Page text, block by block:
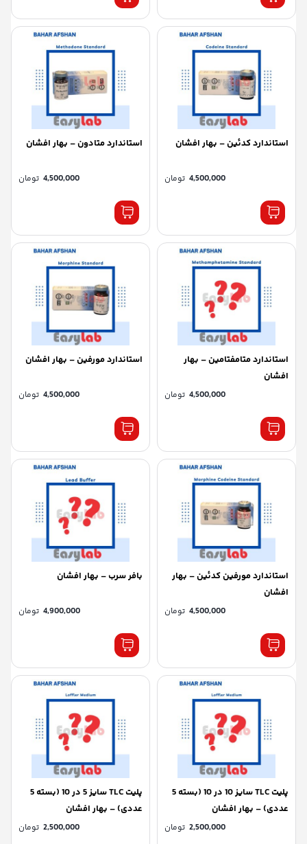
استاندارد کدئین – بهار افشان
4,500,000 تومان
استاندارد متادون – بهار افشان
4,500,000 تومان
استاندارد متامفتامین – بهار
افشان
4,500,000 تومان
استاندارد مورفین – بهار افشان
4,500,000 تومان
استاندارد مورفین کدئین – بهار
افشان
4,500,000 تومان
بافر سرب – بهار افشان
4,900,000 تومان
پلیت TLC سایز 10 در 10 (بسته 5
عددی) – بهار افشان
2,500,000 تومان
پلیت TLC سایز 5 در 10 (بسته 5
عددی) – بهار افشان
2,500,000 تومان